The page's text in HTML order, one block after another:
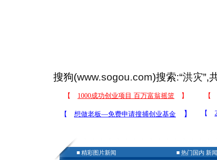
搜狗(www.sogou.com)搜索:“洪灾”,
■ 精彩图片新闻 ■ 热门国内 新